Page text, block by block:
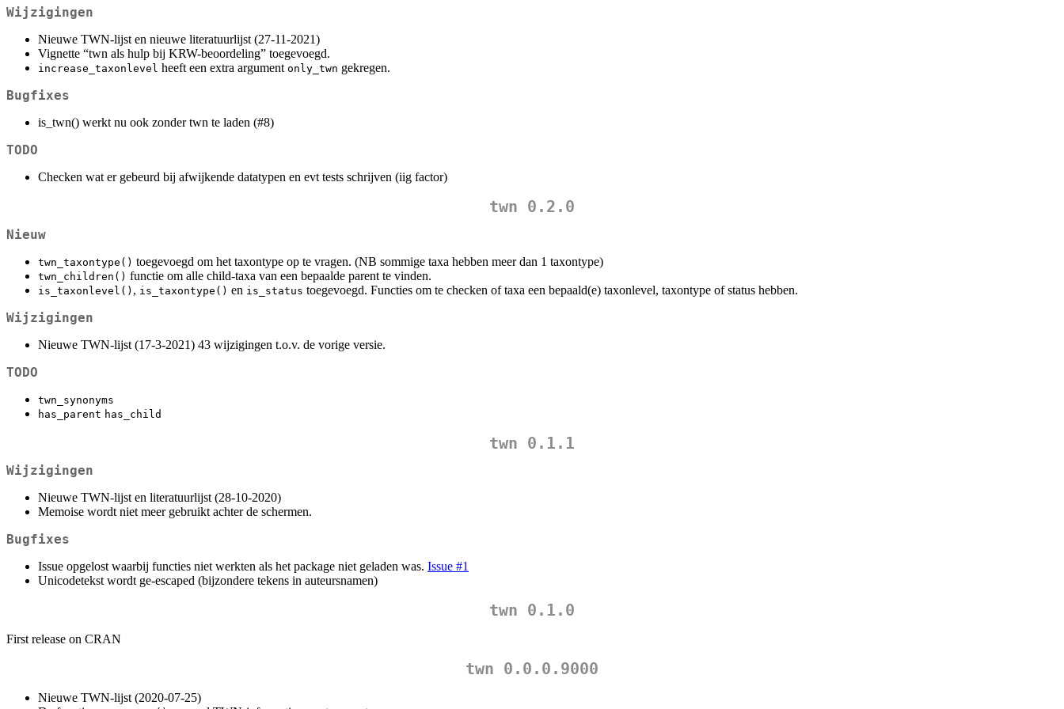
Wijzigingen
Nieuwe TWN-lijst en nieuwe literatuurlijst (27-11-2021)
Vignette “twn als hulp bij KRW-beoordeling” toegevoegd.
increase_taxonlevel heeft een extra argument only_twn gekregen.
Bugfixes
is_twn() werkt nu ook zonder twn te laden (#8)
TODO
Checken wat er gebeurd bij afwijkende datatypen en evt tests schrijven (iig factor)
twn 0.2.0
Nieuw
twn_taxontype() toegevoegd om het taxontype op te vragen. (NB sommige taxa hebben meer dan 1 taxontype)
twn_children() functie om alle child-taxa van een bepaalde parent te vinden.
is_taxonlevel() , is_taxontype() en is_status toegevoegd. Functies om te checken of taxa een bepaald(e) taxonlevel, taxontype of status hebben.
Wijzigingen
Nieuwe TWN-lijst (17-3-2021) 43 wijzigingen t.o.v. de vorige versie.
TODO
twn_synonyms
has_parent has_child
twn 0.1.1
Wijzigingen
Nieuwe TWN-lijst en literatuurlijst (28-10-2020)
Memoise wordt niet meer gebruikt achter de schermen.
Bugfixes
Issue opgelost waarbij functies niet werkten als het package niet geladen was. Issue #1
Unicodetekst wordt ge-escaped (bijzondere tekens in auteursnamen)
twn 0.1.0
First release on CRAN
twn 0.0.0.9000
Nieuwe TWN-lijst (2020-07-25)